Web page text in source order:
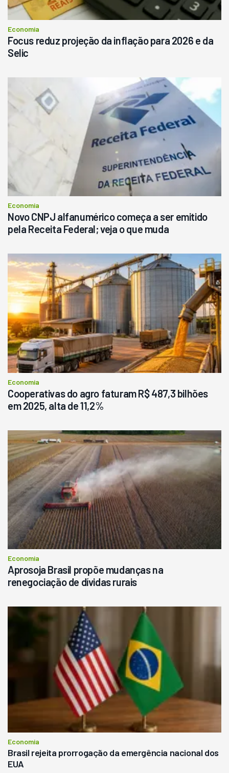
Consultar
Economia
Focus reduz projeção da inflação para 2026 e da
Selic
Economia
Novo CNPJ alfanumérico começa a ser emitido
pela Receita Federal; veja o que muda
Economia
Cooperativas do agro faturam R$ 487,3 bilhões
em 2025, alta de 11,2%
Economia
Aprosoja Brasil propõe mudanças na
renegociação de dívidas rurais
Economia
Brasil rejeita prorrogação da emergência nacional dos
EUA